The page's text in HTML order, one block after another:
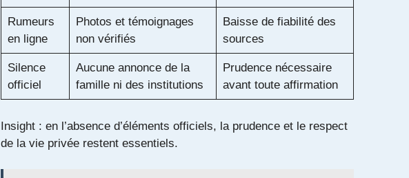
Rumeurs
en ligne
Photos et témoignages
non vérifiés
Baisse de fiabilité des
sources
Silence
officiel
Aucune annonce de la
famille ni des institutions
Prudence nécessaire
avant toute affirmation
Insight : en l’absence d’éléments officiels, la prudence et le respect
de la vie privée restent essentiels.